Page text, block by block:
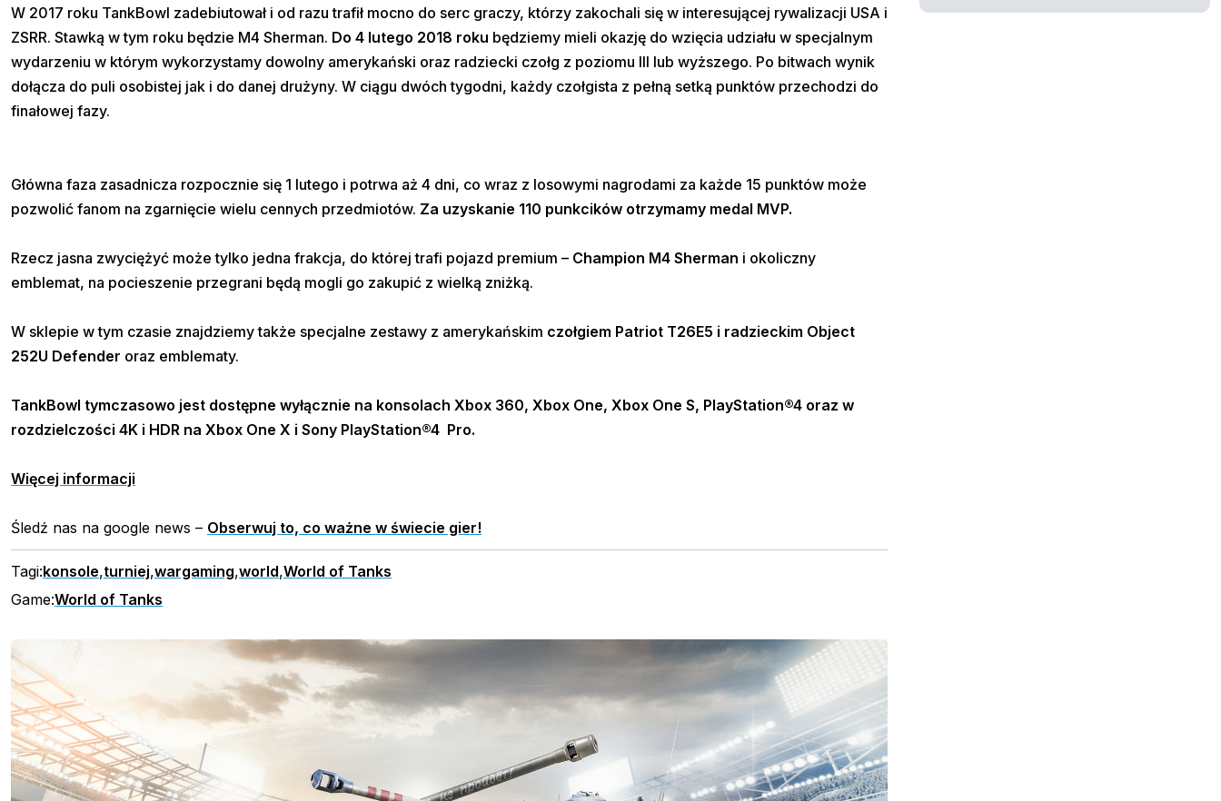
W 2017 roku TankBowl zadebiutował i od razu trafił mocno do serc graczy, którzy zakochali się w interesującej rywalizacji USA i
ZSRR. Stawką w tym roku będzie M4 Sherman. Do 4 lutego 2018 roku będziemy mieli okazję do wzięcia udziału w specjalnym
wydarzeniu w którym wykorzystamy dowolny amerykański oraz radziecki czołg z poziomu III lub wyższego. Po bitwach wynik
dołącza do puli osobistej jak i do danej drużyny. W ciągu dwóch tygodni, każdy czołgista z pełną setką punktów przechodzi do
finałowej fazy.
Główna faza zasadnicza rozpocznie się 1 lutego i potrwa aż 4 dni, co wraz z losowymi nagrodami za każde 15 punktów może
pozwolić fanom na zgarnięcie wielu cennych przedmiotów. Za uzyskanie 110 punkcików otrzymamy medal MVP.
Rzecz jasna zwyciężyć może tylko jedna frakcja, do której trafi pojazd premium – Champion M4 Sherman i okoliczny
emblemat, na pocieszenie przegrani będą mogli go zakupić z wielką zniżką.
W sklepie w tym czasie znajdziemy także specjalne zestawy z amerykańskim czołgiem Patriot T26E5 i radzieckim Object
252U Defender oraz emblematy.
TankBowl tymczasowo jest dostępne wyłącznie na konsolach Xbox 360, Xbox One, Xbox One S, PlayStation®4 oraz w
rozdzielczości 4K i HDR na Xbox One X i Sony PlayStation®4 Pro.
Więcej informacji
Śledź nas na google news – Obserwuj to, co ważne w świecie gier!
Tagi:konsole,turniej,wargaming,world,World of Tanks
Game:World of Tanks